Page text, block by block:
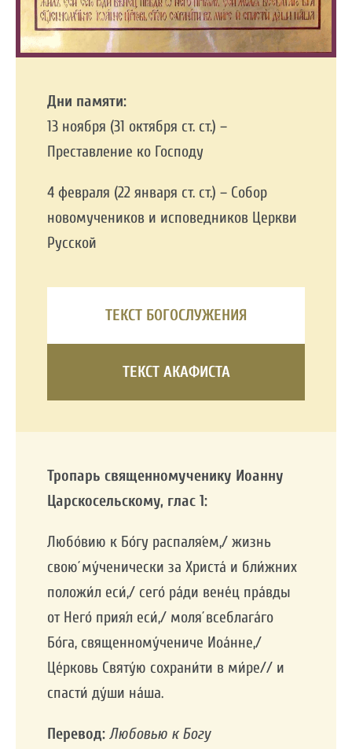
Дни памяти:
13 ноября (31 октября ст. ст.) –
Преставление ко Господу
4 февраля (22 января ст. ст.) – Собор
новомучеников и исповедников Церкви
Русской
ТЕКСТ БОГОСЛУЖЕНИЯ
ТЕКСТ АКАФИСТА
Тропарь священномученику Иоанну
Царскосельскому, глас 1:
Любо́вию к Бо́гу распаля́ем,/ жизнь
свою́ му́ченически за Христа́ и бли́жних
положи́л еси́,/ сего́ ра́ди вене́ц пра́вды
от Него́ прия́л еси́,/ моля́ всеблага́го
Бо́га, священному́чениче Иоа́нне,/
Це́рковь Святу́ю сохрани́ти в ми́ре// и
спасти́ ду́ши на́ша.
Перевод: Любовью к Богу